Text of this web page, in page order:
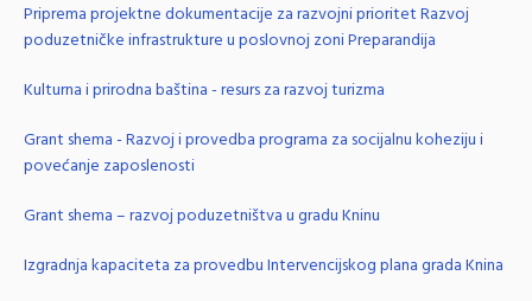
Priprema projektne dokumentacije za razvojni prioritet Razvoj
poduzetničke infrastrukture u poslovnoj zoni Preparandija
Kulturna i prirodna baština - resurs za razvoj turizma
Grant shema - Razvoj i provedba programa za socijalnu koheziju i
povećanje zaposlenosti
Grant shema – razvoj poduzetništva u gradu Kninu
Izgradnja kapaciteta za provedbu Intervencijskog plana grada Knina